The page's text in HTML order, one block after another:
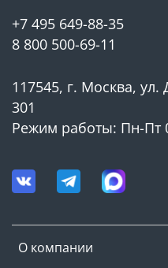
О компании
+7 495 649-88-35
8 800 500-69-11
117545, г. Москва,
301
Режим работы: Пн-Пт